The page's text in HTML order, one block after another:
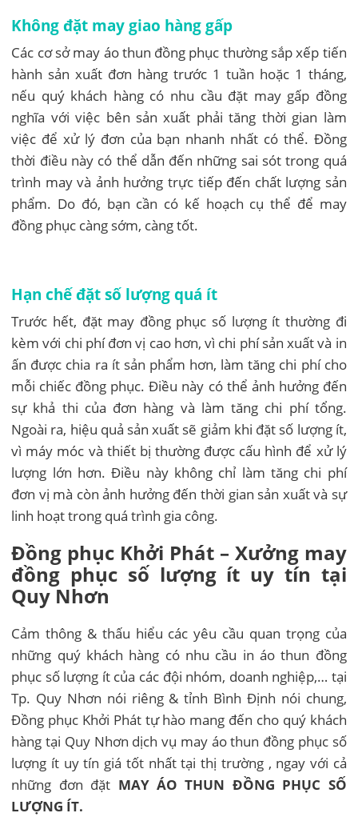
Không đặt may giao hàng gấp
Các cơ sở may áo thun đồng phục thường sắp xếp tiến
hành sản xuất đơn hàng trước 1 tuần hoặc 1 tháng,
nếu quý khách hàng có nhu cầu đặt may gấp đồng
nghĩa với việc bên sản xuất phải tăng thời gian làm
việc để xử lý đơn của bạn nhanh nhất có thể. Đồng
thời điều này có thể dẫn đến những sai sót trong quá
trình may và ảnh hưởng trực tiếp đến chất lượng sản
phẩm. Do đó, bạn cần có kế hoạch cụ thể để may
đồng phục càng sớm, càng tốt.
Hạn chế đặt số lượng quá ít
Trước hết, đặt may đồng phục số lượng ít thường đi
kèm với chi phí đơn vị cao hơn, vì chi phí sản xuất và in
ấn được chia ra ít sản phẩm hơn, làm tăng chi phí cho
mỗi chiếc đồng phục. Điều này có thể ảnh hưởng đến
sự khả thi của đơn hàng và làm tăng chi phí tổng.
Ngoài ra, hiệu quả sản xuất sẽ giảm khi đặt số lượng ít,
vì máy móc và thiết bị thường được cấu hình để xử lý
lượng lớn hơn. Điều này không chỉ làm tăng chi phí
đơn vị mà còn ảnh hưởng đến thời gian sản xuất và sự
linh hoạt trong quá trình gia công.
Đồng phục Khởi Phát – Xưởng may
đồng phục số lượng ít uy tín tại
Quy Nhơn
Cảm thông & thấu hiểu các yêu cầu quan trọng của
những quý khách hàng có nhu cầu in áo thun đồng
phục số lượng ít của các đội nhóm, doanh nghiệp,… tại
Tp. Quy Nhơn nói riêng & tỉnh Bình Định nói chung,
Đồng phục Khởi Phát tự hào mang đến cho quý khách
hàng tại Quy Nhơn dịch vụ may áo thun đồng phục số
lượng ít uy tín giá tốt nhất tại thị trường , ngay với cả
những đơn đặt MAY ÁO THUN ĐỒNG PHỤC SỐ
LƯỢNG ÍT.